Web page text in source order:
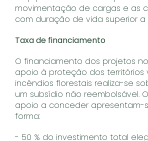
movimentação de cargas e as
com duração de vida superior a
Taxa de financiamento
O financiamento dos projetos
apoio à proteção dos territórios
incêndios florestais realiza-se
um subsídio não reembolsável.
apoio a conceder apresentam-
forma:
- 50 % do investimento total